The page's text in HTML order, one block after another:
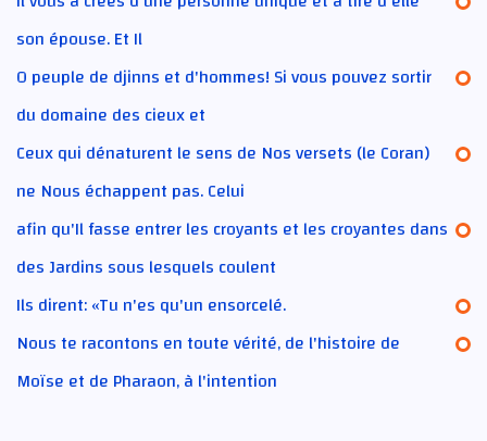
son épouse. Et Il
O peuple de djinns et d'hommes! Si vous pouvez sortir
du domaine des cieux et
Ceux qui dénaturent le sens de Nos versets (le Coran)
ne Nous échappent pas. Celui
afin qu'Il fasse entrer les croyants et les croyantes dans
des Jardins sous lesquels coulent
Ils dirent: «Tu n'es qu'un ensorcelé.
Nous te racontons en toute vérité, de l'histoire de
Moïse et de Pharaon, à l'intention